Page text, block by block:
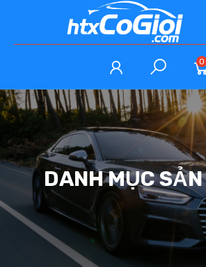
0
DANH MỤC